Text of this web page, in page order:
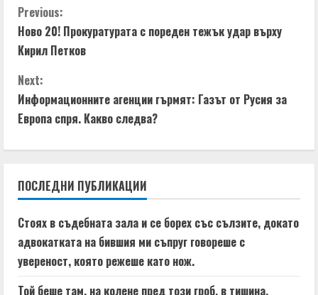
C
o
n
t
u
e
R
e
Previous:
Ново 20! Прокуратурата с пореден тежък удар върху
Кирил Петков
Next:
Информационните агенции гърмят: Газът от Русия за
Европа спря. Какво следва?
ПОСЛЕДНИ ПУБЛИКАЦИИ
Стоях в съдебната зала и се борех със сълзите, докато
адвокатката на бившия ми съпруг говореше с
увереност, която режеше като нож.
Той беше там, на колене пред този гроб, в тишина,